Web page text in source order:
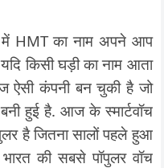
में HMT का नाम अपने आप
किसी घड़ी का नाम आता
ऐसी कंपनी बन चुकी है जो
हुई है. आज के स्मार्टवॉच
है जितना सालों पहले हुआ
की सबसे पॉपुलर वॉच